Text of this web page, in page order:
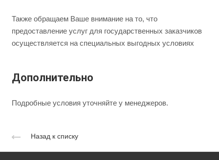
Также обращаем Ваше внимание на то, что
предоставление услуг для государственных заказчиков
осуществляется на специальных выгодных условиях
Дополнительно
Подробные условия уточняйте у менеджеров.
Назад к списку